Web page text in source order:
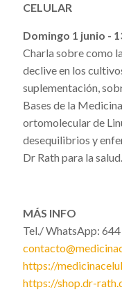
CELULAR
Domingo 1 junio -
Charla sobre como
declive en los
suplementación,
Bases de la
ortomolecular de
desequilibrios y
Dr Rath para la salud.
MÁS INFO
Tel./ WhatsApp:
https://
https://shop.dr-